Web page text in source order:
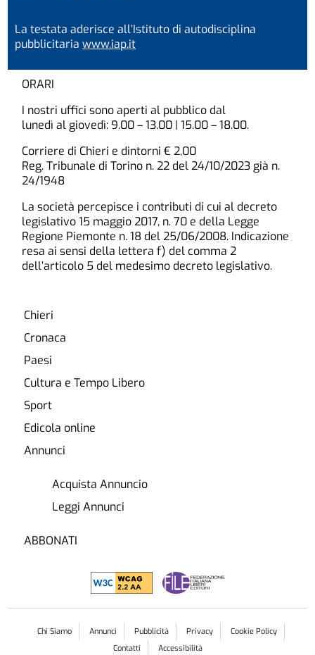
La testata aderisce all’Istituto di autodisciplina
pubblicitariawww.iap.it
ORARI
I nostri uffici sono aperti al pubblico dal
lunedì al giovedì: 9.00 – 13.00 | 15.00 – 18.00.
Corriere di Chieri e dintorni € 2,00
Reg. Tribunale di Torino n. 22 del 24/10/2023 già n.
24/1948
La società percepisce i contributi di cui al decreto
legislativo 15 maggio 2017, n. 70 e della Legge
Regione Piemonte n. 18 del 25/06/2008. Indicazione
resa ai sensi della lettera f) del comma 2
dell’articolo 5 del medesimo decreto legislativo.
Chieri
Cronaca
Paesi
Cultura e Tempo Libero
Sport
Edicola online
Annunci
Acquista Annuncio
Leggi Annunci
ABBONATI
Chi Siamo Annunci Pubblicità Privacy
Cookie Policy
Contatti
Accessibilità